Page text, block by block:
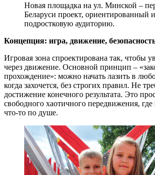
Новая площадка на ул. Минской –
Беларуси проект, ориентированный
подростковую аудиторию.
Концепция: игра, движение,
Игровая зона спроектирована так, чтобы
через движение. Основной принцип –
прохождение»: можно начать лазить в
когда захочется, без строгих правил. Не
достижение конечного результата. Это
свободного хаотичного передвижения,
что-то по душе.